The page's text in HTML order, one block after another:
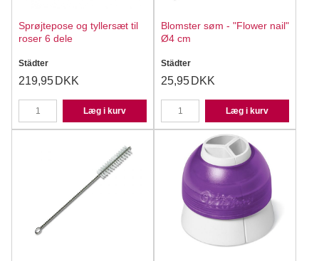
Sprøjtepose og tyllersæt til
roser 6 dele
Städter
219,95 DKK
Læg i kurv
Blomster søm - "Flower nail"
Ø4 cm
Städter
25,95 DKK
Læg i kurv